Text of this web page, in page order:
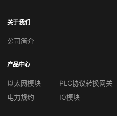
关于我们
公司简介
产品中心
以太网模块 PLC协议转换网关
电力规约
IO模块